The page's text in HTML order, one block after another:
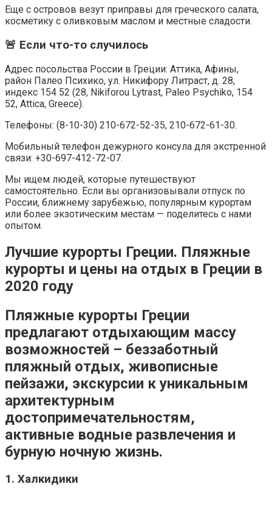
Еще с островов везут приправы для греческого салата,
косметику с оливковым маслом и местные сладости.
🚨 Если что-то случилось
Адрес посольства России в Греции: Аттика, Афины,
район Палео Психико, ул. Никифору Литраст, д. 28,
индекс 154 52 (28, Nikiforou Lytrast, Paleo Psychiko, 154
52, Attica, Greece).
Телефоны: (8-10-30) 210-672-52-35, 210-672-61-30.
Мобильный телефон дежурного консула для экстренной
связи: +30-697-412-72-07.
Мы ищем людей, которые путешествуют
самостоятельно. Если вы организовывали отпуск по
России, ближнему зарубежью, популярным курортам
или более экзотическим местам — поделитесь с нами
опытом.
Лучшие курорты Греции. Пляжные
курорты и цены на отдых в Греции в
2020 году
Пляжные курорты Греции
предлагают отдыхающим массу
возможностей – беззаботный
пляжный отдых, живописные
пейзажи, экскурсии к уникальным
архитектурным
достопримечательностям,
активные водные развлечения и
бурную ночную жизнь.
1. Халкидики